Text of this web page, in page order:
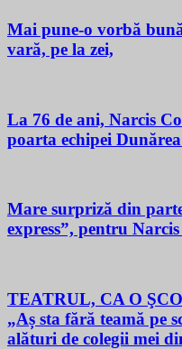
Mai pune-o vorbă
vară, pe la zei,
La 76 de ani, Narcis
poarta echipei
Mare surpriză din
express”, pentru
TEATRUL, CA O
„Aș sta fără teamă pe
alături de colegii mei